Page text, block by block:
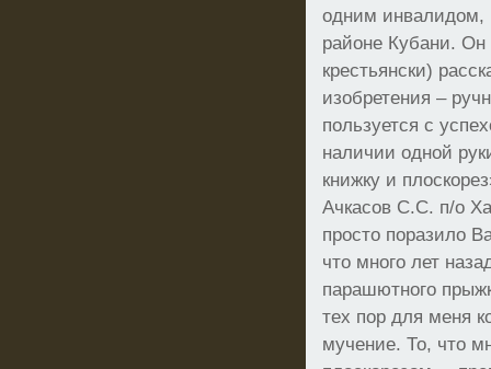
одним
районе Кубани. Он
крестьянски)
изобретения –
пользуется с
наличии одной
книжку и
Ачкасов С.С. п/о
просто поразило
что много лет
парашютного
тех пор для меня
мучение. То, что